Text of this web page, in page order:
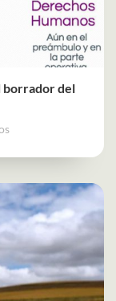
borrador del